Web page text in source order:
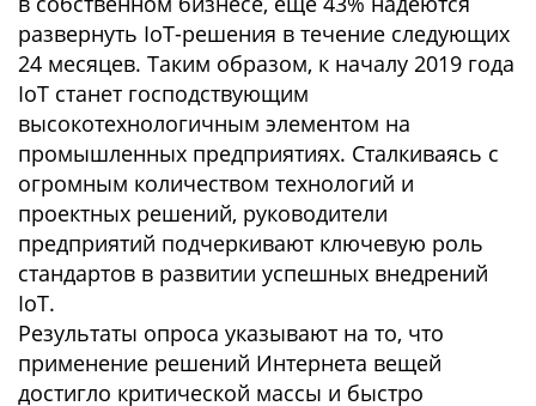
развернуть IoT-решения в течение следующих
24 месяцев. Таким образом, к началу 2019 года
IoT станет господствующим
высокотехнологичным элементом на
промышленных предприятиях. Сталкиваясь с
огромным количеством технологий и
проектных решений, руководители
предприятий подчеркивают ключевую роль
стандартов в развитии успешных внедрений
IoT.
Результаты опроса указывают на то, что
применение решений Интернета вещей
достигло критической массы и быстро